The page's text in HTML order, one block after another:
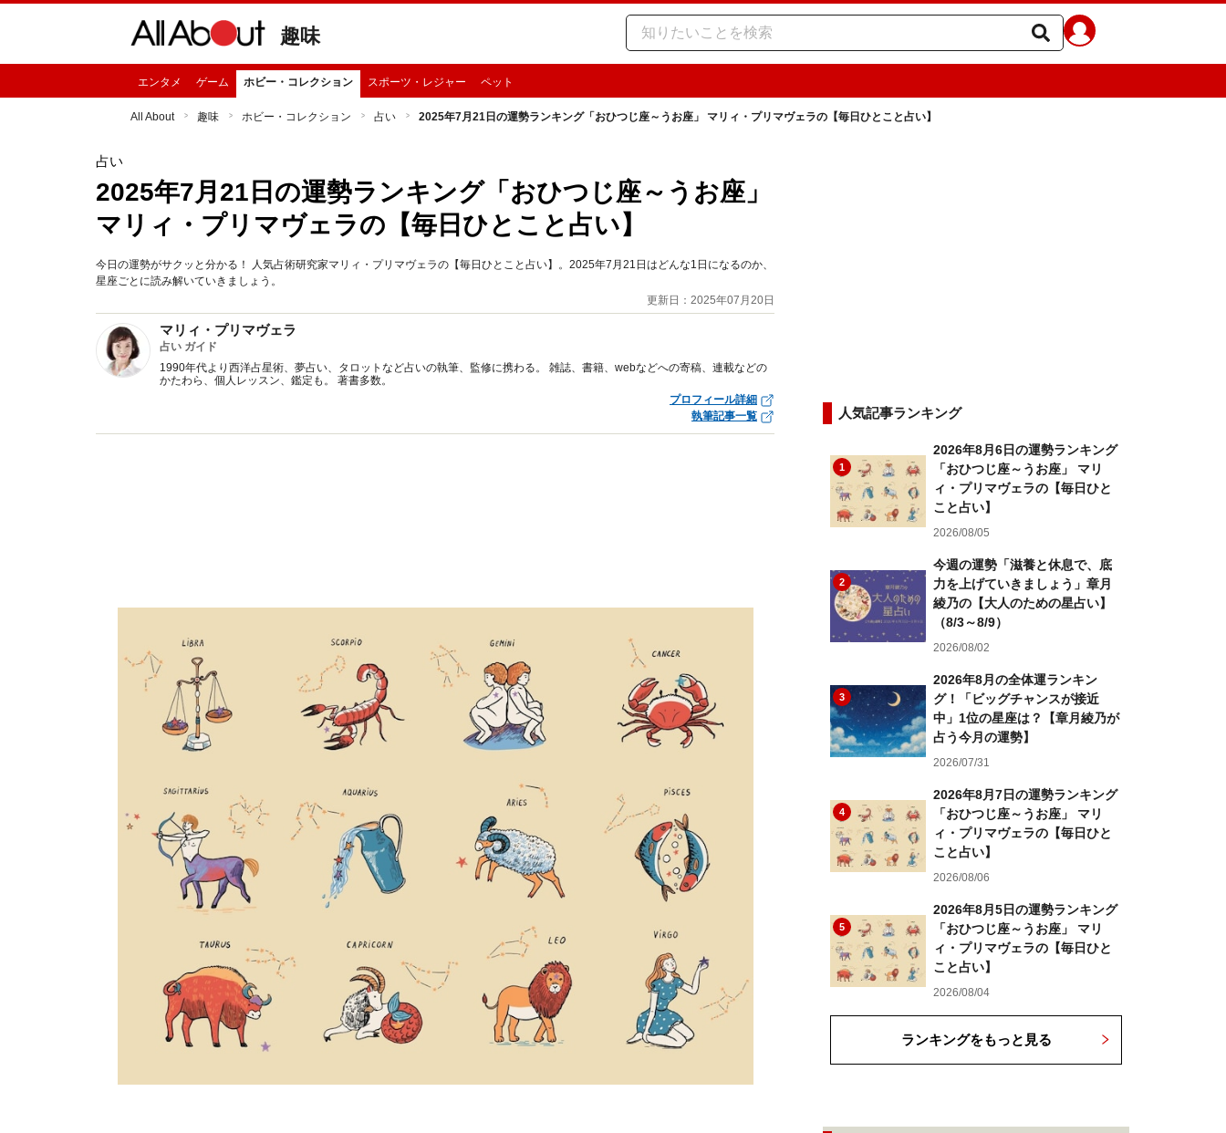
趣味
エンタメ ゲーム ホビー・コレクション スポーツ・レジャー ペット
All About 趣味 ホビー・コレクション 占い 2025年7月21日の運勢ランキング「おひつじ座～うお座」 マリィ・プリマヴェラの【毎日ひとこと占い】
占い
2025年7月21日の運勢ランキング「おひつじ座～うお座」
マリィ・プリマヴェラの【毎日ひとこと占い】
今日の運勢がサクッと分かる！ 人気占術研究家マリィ・プリマヴェラの【毎日ひとこと占い】。2025年7月21日はどんな1日になるのか、
星座ごとに読み解いていきましょう。
更新日：2025年07月20日
マリィ・プリマヴェラ
占い ガイド
1990年代より西洋占星術、夢占い、タロットなど占いの執筆、監修に携わる。 雑誌、書籍、webなどへの寄稿、連載などの
かたわら、個人レッスン、鑑定も。 著書多数。
プロフィール詳細
執筆記事一覧
人気記事ランキング
1
2026年8月6日の運勢ランキング
「おひつじ座～うお座」 マリ
ィ・プリマヴェラの【毎日ひと
こと占い】
2026/08/05
2
今週の運勢「滋養と休息で、底
力を上げていきましょう」章月
綾乃の【大人のための星占い】
（8/3～8/9）
2026/08/02
3
2026年8月の全体運ランキン
グ！「ビッグチャンスが接近
中」1位の星座は？【章月綾乃が
占う今月の運勢】
2026/07/31
4
2026年8月7日の運勢ランキング
「おひつじ座～うお座」 マリ
ィ・プリマヴェラの【毎日ひと
こと占い】
2026/08/06
5
2026年8月5日の運勢ランキング
「おひつじ座～うお座」 マリ
ィ・プリマヴェラの【毎日ひと
こと占い】
2026/08/04
ランキングをもっと見る